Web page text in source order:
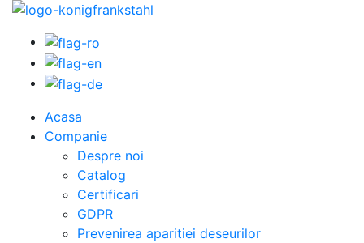
Acasa
Companie
Despre noi
Catalog
Certificari
GDPR
Prevenirea aparitiei deseurilor